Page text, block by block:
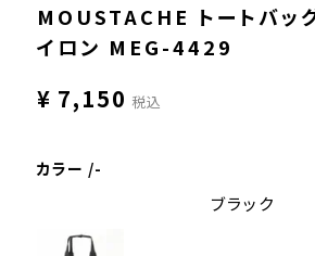
MOUSTACHE トートバッ
イロン MEG-4429
¥ 7,150 税込
カラー -
ブラック